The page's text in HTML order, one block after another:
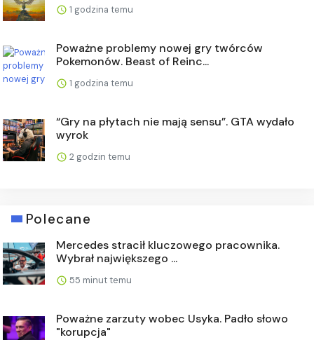
1 godzina temu
Poważne problemy nowej gry twórców
Pokemonów. Beast of Reinc...
1 godzina temu
“Gry na płytach nie mają sensu”. GTA wydało
wyrok
2 godzin temu
Polecane
Mercedes stracił kluczowego pracownika.
Wybrał największego ...
55 minut temu
Poważne zarzuty wobec Usyka. Padło słowo
"korupcja"